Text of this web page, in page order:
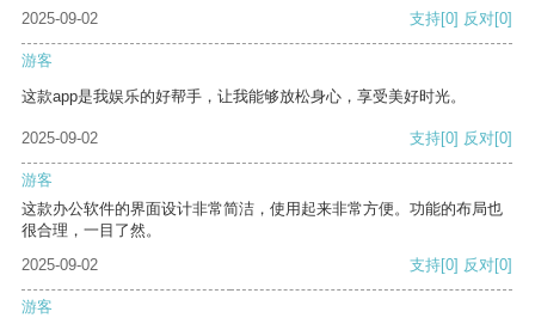
2025-09-02
支持[0] 反对[0]
游客
这款app是我娱乐的好帮手，让我能够放松身心，享受美好时光。
2025-09-02 支持[0] 反对[0]
游客
这款办公软件的界面设计非常简洁，使用起来非常方便。功能的布局也
很合理，一目了然。
2025-09-02
支持[0] 反对[0]
游客